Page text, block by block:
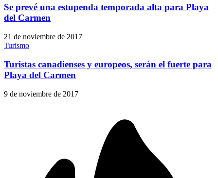
Se prevé una estupenda temporada alta para Playa
del Carmen
21 de noviembre de 2017
Turismo
Turistas canadienses y europeos, serán el fuerte para
Playa del Carmen
9 de noviembre de 2017